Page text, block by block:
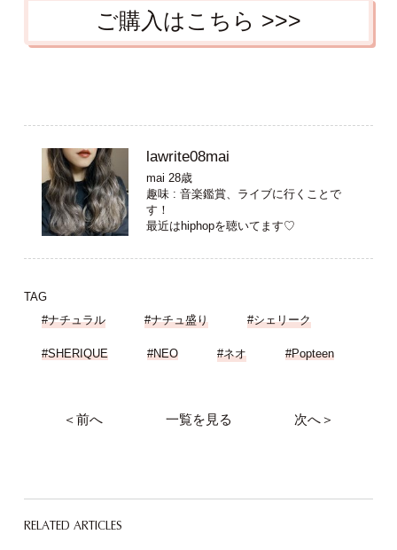
ご購入はこちら >>>
lawrite08mai
mai 28歳
趣味 : 音楽鑑賞、ライブに行くことで
す！
最近はhiphopを聴いてます♡
TAG
#ナチュラル
#ナチュ盛り #シェリーク
#SHERIQUE #NEO #ネオ #Popteen
＜前へ 一覧を見る 次へ＞
RELATED ARTICLES